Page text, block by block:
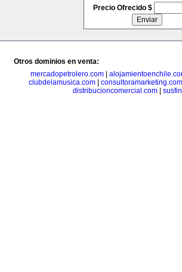
Precio Ofrecido $
Otros dominios en venta:
mercadopetrolero.com|
clubdelamusica.com
consultoramarketing.com
distribucioncomercial.com